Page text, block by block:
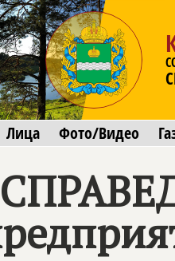
Лица Фото/Видео